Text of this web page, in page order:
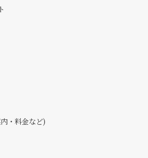
・料金など)